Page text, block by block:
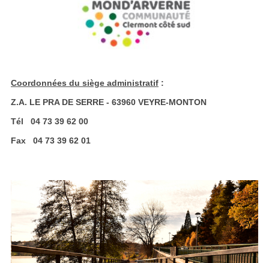
Coordonnées du siège administratif :
Z.A. LE PRA DE SERRE - 63960 VEYRE-MONTON
Tél 04 73 39 62 00
Fax 04 73 39 62 01